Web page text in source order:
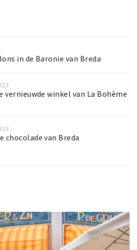
in de Baronie van Breda
vernieuwde winkel van La Bohème
chocolade van Breda